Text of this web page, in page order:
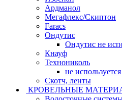
Ардманол
Мегафлекс/Скиптон
Faracs
Ондутис
Ондутис не
Кнауф
Технониколь
не используется
Скотч, ленты
КРОВЕЛЬНЫЕ